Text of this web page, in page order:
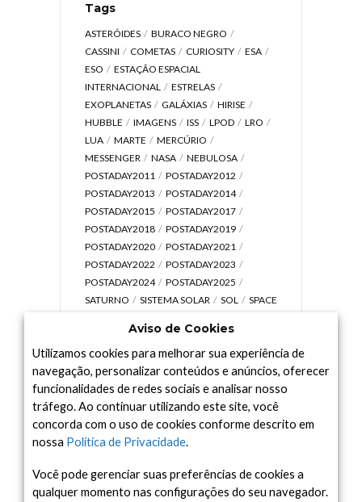
Tags
ASTERÓIDES
BURACO NEGRO
CASSINI
COMETAS CURIOSITY
ESA
ESO
ESTAÇÃO ESPACIAL
INTERNACIONAL
ESTRELAS
EXOPLANETAS
GALÁXIAS
HIRISE
HUBBLE
IMAGENS ISS LPOD
LRO
LUA
MARTE
MERCÚRIO
MESSENGER
NASA
NEBULOSA
POSTADAY2011
POSTADAY2012
POSTADAY2013
POSTADAY2014
POSTADAY2015
POSTADAY2017
POSTADAY2018
POSTADAY2019
POSTADAY2020
POSTADAY2021
POSTADAY2022
POSTADAY2023
POSTADAY2024
POSTADAY2025
SATURNO
SISTEMA SOLAR SOL
SPACE
UNIVERSO
VÍDEO
Arquivo
Arquivo
Aviso de Cookies
Utilizamos cookies para melhorar sua experiência de
navegação, personalizar conteúdos e anúncios, oferecer
funcionalidades de redes sociais e analisar nosso
tráfego. Ao continuar utilizando este site, você
concorda com o uso de cookies conforme descrito em
nossa Política de Privacidade.
Você pode gerenciar suas preferências de cookies a
qualquer momento nas configurações do seu navegador.